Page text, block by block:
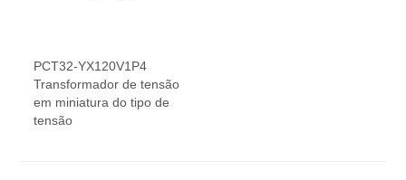
PCT32-YX120V1P4
Transformador de tensão
em miniatura do tipo de
tensão